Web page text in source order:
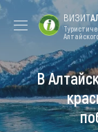
Форум VISIT
ALTAI
Туры
ВИЗИТ
В